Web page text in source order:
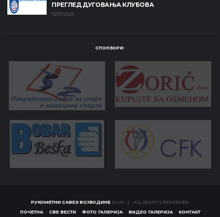
ПРЕГЛЕД ДУГОВАЊА КЛУБОВА
13/07/2026
СПОНЗОРИ:
РУКОМЕТНИ САВЕЗ ВОЈВОДИНЕ2021 | ALL RIGHTS RESERVED
ПОЧЕТНА
СВЕ ВЕСТИ ФОТО ГАЛЕРИЈА ВИДЕО ГАЛЕРИЈА КОНТАКТ